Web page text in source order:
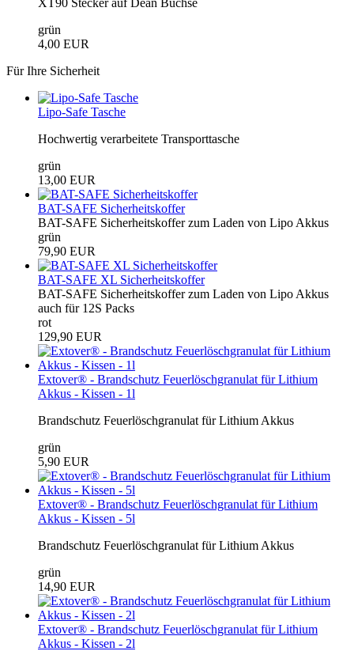
grün
4,00 EUR
Für Ihre Sicherheit
Lipo-Safe Tasche
Hochwertig verarbeitete Transporttasche
grün
13,00 EUR
BAT-SAFE Sicherheitskoffer
BAT-SAFE Sicherheitskoffer zum Laden von Lipo Akkus
grün
79,90 EUR
BAT-SAFE XL Sicherheitskoffer
BAT-SAFE Sicherheitskoffer zum Laden von Lipo Akkus
auch für 12S Packs
rot
129,90 EUR
Extover® - Brandschutz Feuerlöschgranulat für Lithium
Akkus - Kissen - 1l
Brandschutz Feuerlöschgranulat für Lithium Akkus
grün
5,90 EUR
Extover® - Brandschutz Feuerlöschgranulat für Lithium
Akkus - Kissen - 5l
Brandschutz Feuerlöschgranulat für Lithium Akkus
grün
14,90 EUR
Extover® - Brandschutz Feuerlöschgranulat für Lithium
Akkus - Kissen - 2l